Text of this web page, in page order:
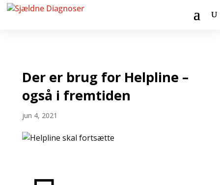
Der er brug for Helpline –
også i fremtiden
jun 4, 2021